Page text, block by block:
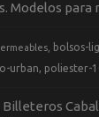
Modelos para
bolsos-
urban poliester-
Billeteros